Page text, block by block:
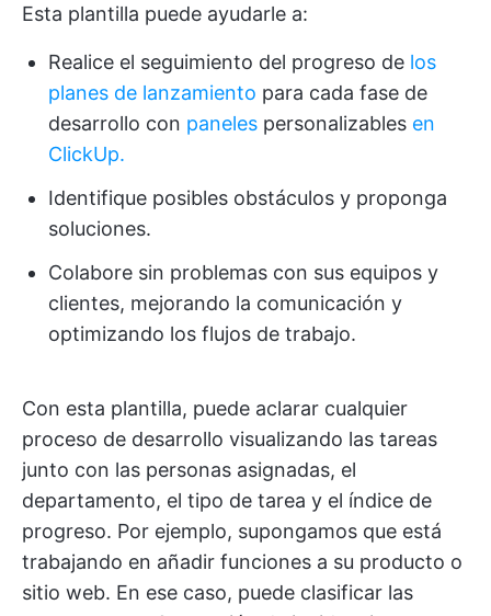
Esta plantilla puede ayudarle a:
Realice el seguimiento del progreso de los
planes de lanzamiento para cada fase de
desarrollo con paneles personalizables en
ClickUp.
Identifique posibles obstáculos y proponga
soluciones.
Colabore sin problemas con sus equipos y
clientes, mejorando la comunicación y
optimizando los flujos de trabajo.
Con esta plantilla, puede aclarar cualquier
proceso de desarrollo visualizando las tareas
junto con las personas asignadas, el
departamento, el tipo de tarea y el índice de
progreso. Por ejemplo, supongamos que está
trabajando en añadir funciones a su producto o
sitio web. En ese caso, puede clasificar las